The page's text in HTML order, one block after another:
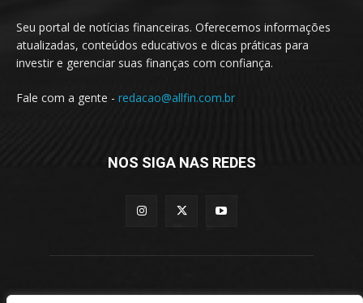
Seu portal de notícias financeiras. Oferecemos informações
atualizadas, conteúdos educativos e dicas práticas para
investir e gerenciar suas finanças com confiança.
Fale com a gente - redacao@allfin.com.br
NOS SIGA NAS REDES